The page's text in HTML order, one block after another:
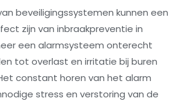
beveiligingssystemen kunnen een
zijn van inbraakpreventie in
een alarmsysteem onterecht
tot overlast en irritatie bij buren
constant horen van het alarm
stress en verstoring van de